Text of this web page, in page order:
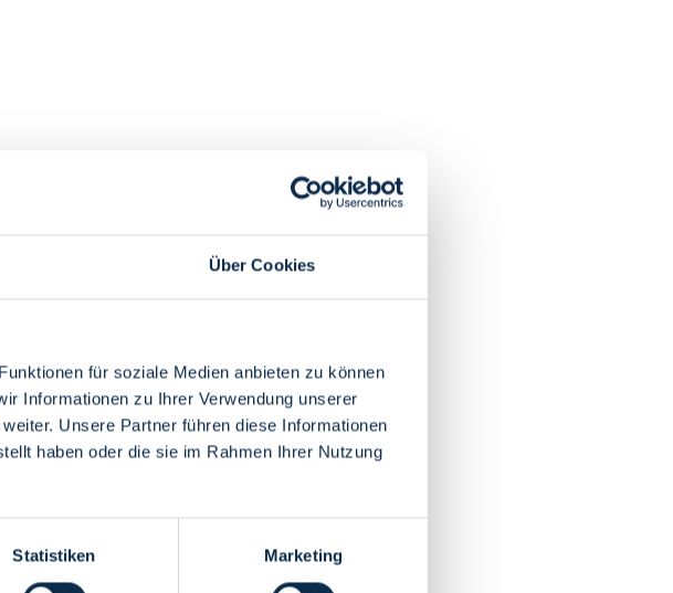
Über Cookies
für soziale Medien anbieten zu können
Informationen zu Ihrer Verwendung unserer
Unsere Partner führen diese Informationen
haben oder die sie im Rahmen Ihrer Nutzung
Statistiken Marketing